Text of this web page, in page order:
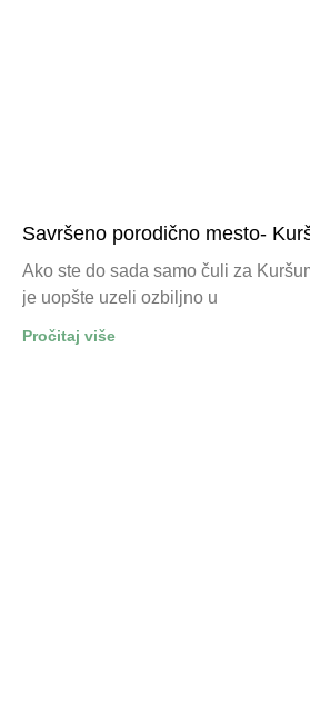
Savršeno porodično mesto-
Ako ste do sada samo čuli za
je uopšte uzeli ozbiljno u
Pročitaj više